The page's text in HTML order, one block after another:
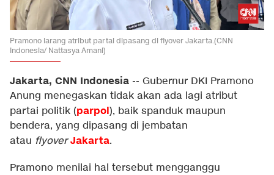
Pramono larang atribut partai dipasang di flyover Jakarta.(CNN
Indonesia/ Nattasya Amani)
Jakarta, CNN Indonesia -- Gubernur DKI Pramono
Anung menegaskan tidak akan ada lagi atribut
partai politik (parpol), baik spanduk maupun
bendera, yang dipasang di jembatan
atau flyover Jakarta.
Pramono menilai hal tersebut mengganggu